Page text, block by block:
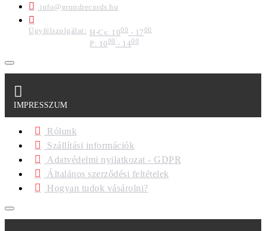
info@grundrecords.hu
Ügyfélszolgálat: H-Cs: 1000 - 1700
P: 1000- 1400
IMPRESSZUM
Rólunk
Szállítási információk
Adatvédelmi nyilatkozat - GDPR
Általános szerződési feltételek
Hogyan tudok vásárolni?